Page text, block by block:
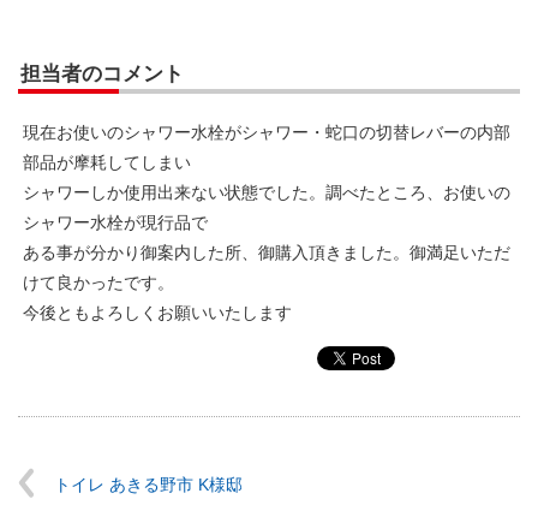
担当者のコメント
現在お使いのシャワー水栓がシャワー・蛇口の切替レバーの内部
部品が摩耗してしまい
シャワーしか使用出来ない状態でした。調べたところ、お使いの
シャワー水栓が現行品で
ある事が分かり御案内した所、御購入頂きました。御満足いただ
けて良かったです。
今後ともよろしくお願いいたします
トイレ あきる野市 K様邸